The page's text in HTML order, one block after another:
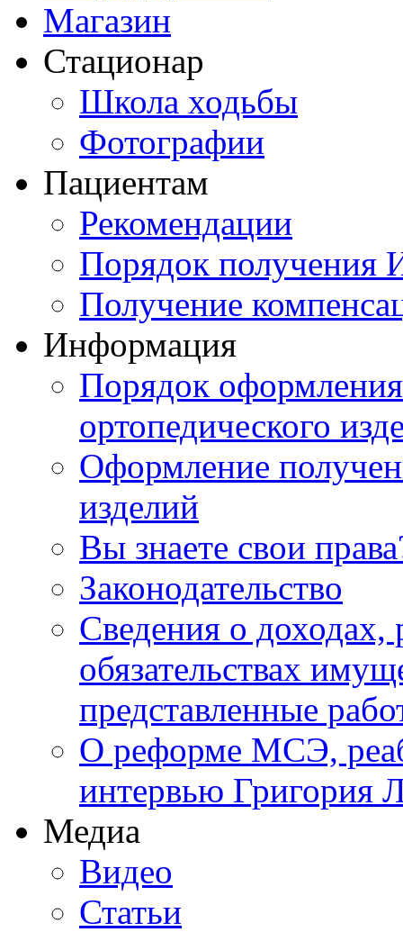
Магазин
Стационар
Школа ходьбы
Фотографии
Пациентам
Рекомендации
Порядок получения
Получение
Информация
Порядок оформления
ортопедического
Оформление
изделий
Вы знаете свои
Законодательство
Сведения о доходах,
обязательствах
представленные
О реформе МСЭ,
интервью Григория
Медиа
Видео
Статьи